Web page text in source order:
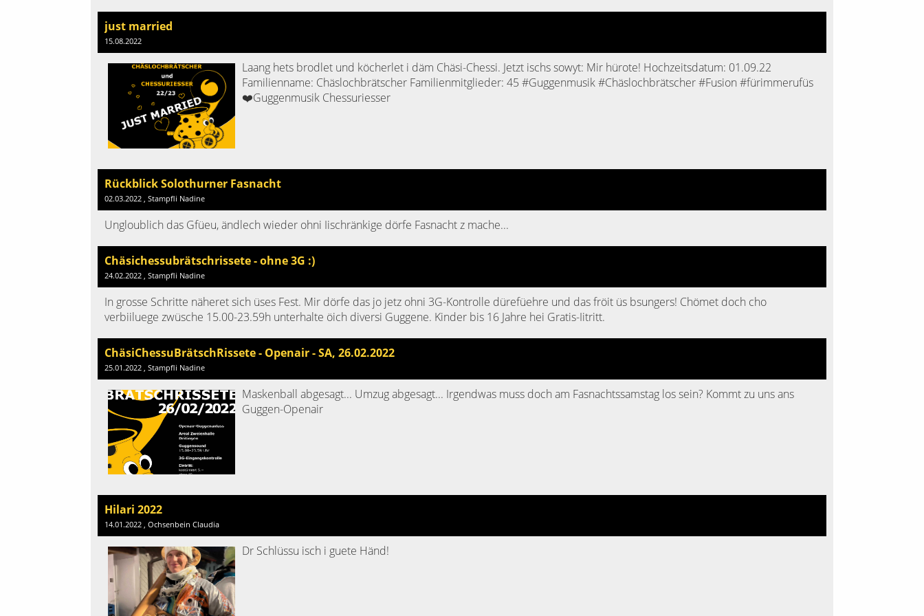
just married
15.08.2022
Laang hets brodlet und köcherlet i däm Chäsi-Chessi. Jetzt ischs sowyt: Mir hürote! Hochzeitsdatum: 01.09.22
Familienname: Chäslochbrätscher Familienmitglieder: 45 #Guggenmusik #Chäslochbrätscher #Fusion #fürimmerufüs
❤️Guggenmusik Chessuriesser
Rückblick Solothurner Fasnacht
02.03.2022 , Stampfli Nadine
Ungloublich das Gfüeu, ändlech wieder ohni Iischränkige dörfe Fasnacht z mache...
Chäsichessubrätschrissete - ohne 3G :)
24.02.2022 , Stampfli Nadine
In grosse Schritte näheret sich üses Fest. Mir dörfe das jo jetz ohni 3G-Kontrolle dürefüehre und das fröit üs bsungers! Chömet doch cho
verbiiluege zwüsche 15.00-23.59h unterhalte öich diversi Guggene. Kinder bis 16 Jahre hei Gratis-Iitritt.
ChäsiChessuBrätschRissete - Openair - SA, 26.02.2022
25.01.2022 , Stampfli Nadine
Maskenball abgesagt... Umzug abgesagt... Irgendwas muss doch am Fasnachtssamstag los sein? Kommt zu uns ans
Guggen-Openair
Hilari 2022
14.01.2022 , Ochsenbein Claudia
Dr Schlüssu isch i guete Händ!